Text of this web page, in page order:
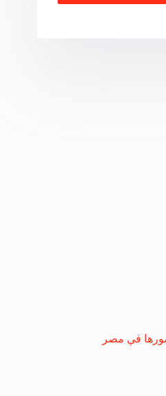
في مصر